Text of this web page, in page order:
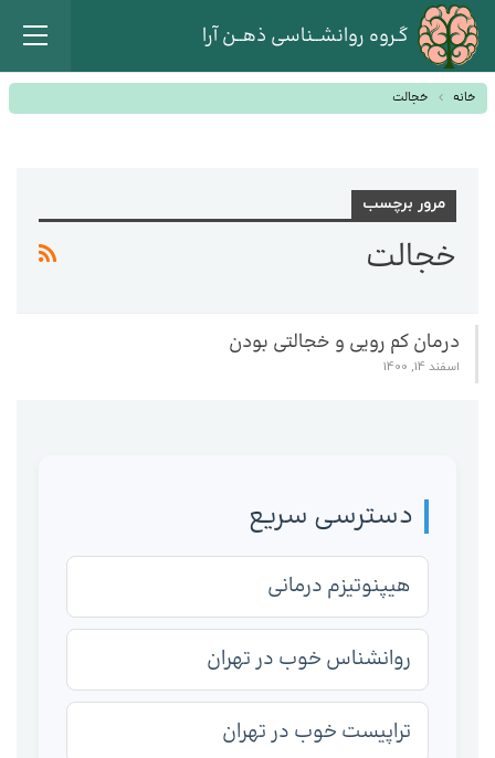
گـروه روانشــناسی ذهــن آرا
خانه خجالت
مرور برچسب
خجالت
درمان کم رویی و خجالتی بودن
اسفند 14, 1400
دسترسی سریع
هیپنوتیزم درمانی
روانشناس خوب در تهران
تراپیست خوب در تهران